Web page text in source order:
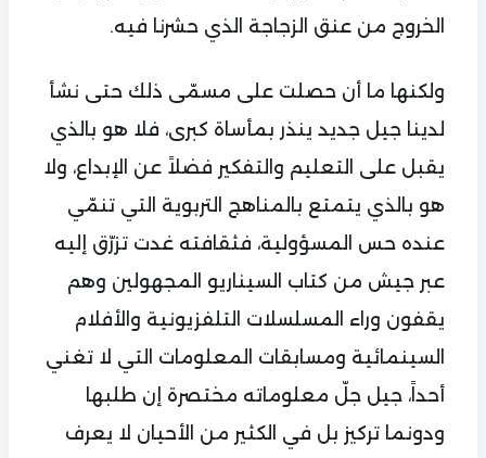
الخروج من عنق الزجاجة الذي حشرنا فيه.
ولكنها ما أن حصلت على مسمّى ذلك حتى نشأ
لدينا جيل جديد ينذر بمأساة كبرى، فلا هو بالذي
يقبل على التعليم والتفكير فضلاً عن الإبداع، ولا
هو بالذي يتمتع بالمناهج التربوية التي تنمّي
عنده حس المسؤولية، فثقافته غدت تزرّق إليه
عبر جيش من كتاب السيناريو المجهولين وهم
يقفون وراء المسلسلات التلفزيونية والأفلام
السينمائية ومسابقات المعلومات التي لا تغني
أحداً، جيل جلّ معلوماته مختصرة إن طلبها
ودونما تركيز بل في الكثير من الأحيان لا يعرف